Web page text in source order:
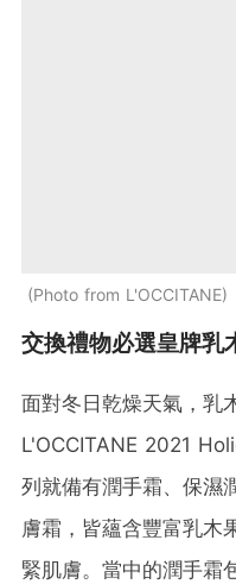
Photo from L'OCCITANE
交換禮物必選皇牌乳
面對冬日乾燥天氣，乳
L'OCCITANE 2021
列就備有潤手霜、保濕
膚霜，皆蘊含豐富乳木
緊肌膚。當中的潤手霜